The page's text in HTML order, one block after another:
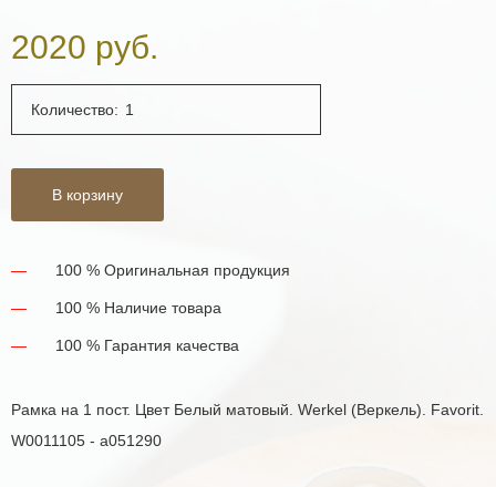
2020 руб.
Количество:
В корзину
100 % Оригинальная продукция
100 % Наличие товара
100 % Гарантия качества
Рамка на 1 пост. Цвет Белый матовый. Werkel (Веркель). Favorit.
W0011105 - a051290